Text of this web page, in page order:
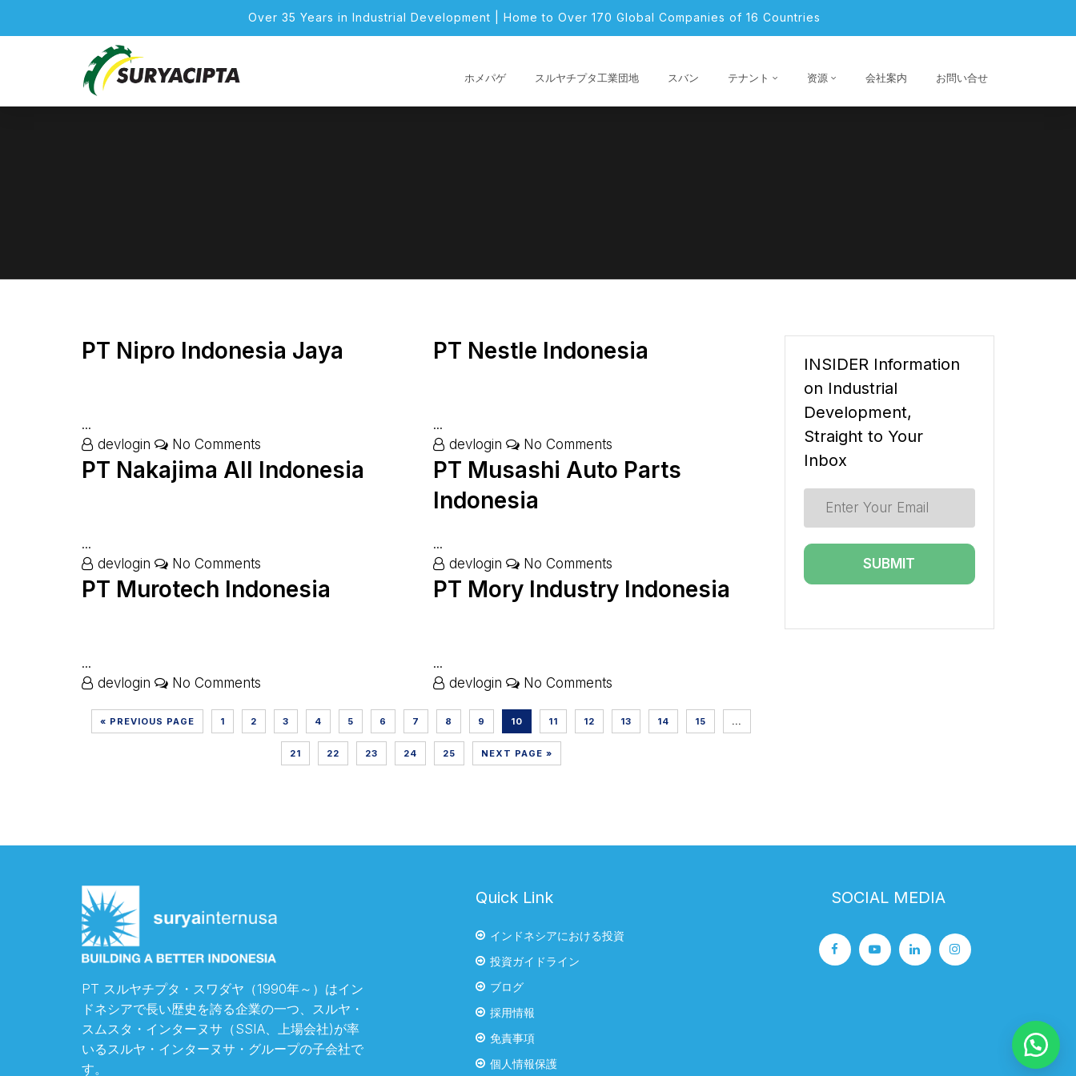
Over 35 Years in Industrial Development | Home to Over 170 Global Companies of 16 Countries
ホメパゲ スルヤチプタ工業団地 スバン テナント 资源 会社案内 お問い合せ
PT Nipro Indonesia Jaya
...
devlogin
No Comments
PT Nestle Indonesia
...
devlogin
No Comments
PT Nakajima All Indonesia
...
devlogin
No Comments
PT Musashi Auto Parts
Indonesia
...
devlogin
No Comments
PT Murotech Indonesia
...
devlogin
No Comments
PT Mory Industry Indonesia
...
devlogin
No Comments
« PREVIOUS PAGE 1 2 3 4 5 6 7 8 9 10 11 12 13 14 15 …
21 22 23 24 25 NEXT PAGE »
INSIDER Information
on Industrial
Development,
Straight to Your
Inbox
PT スルヤチプタ・スワダヤ（1990年～）はイン
ドネシアで長い歴史を誇る企業の一つ、スルヤ・
スムスタ・インターヌサ（SSIA、上場会社)が率
いるスルヤ・インターヌサ・グループの子会社で
す。
Quick Link
インドネシアにおける投資
投資ガイドライン
ブログ
採用情報
免責事項
個人情報保護
SOCIAL MEDIA